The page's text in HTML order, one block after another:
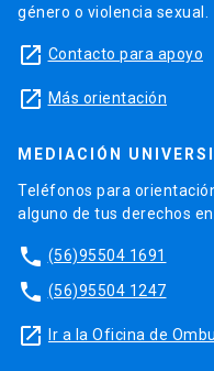
género o violencia sexual.
launch Contacto para apoyo
launch Más orientación
MEDIACIÓN
Teléfonos para
alguno de tus derechos
phone (56)95504 1691
phone (56)95504 1247
launch Ir a la Oficina de